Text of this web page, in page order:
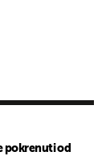
pokrenuti od